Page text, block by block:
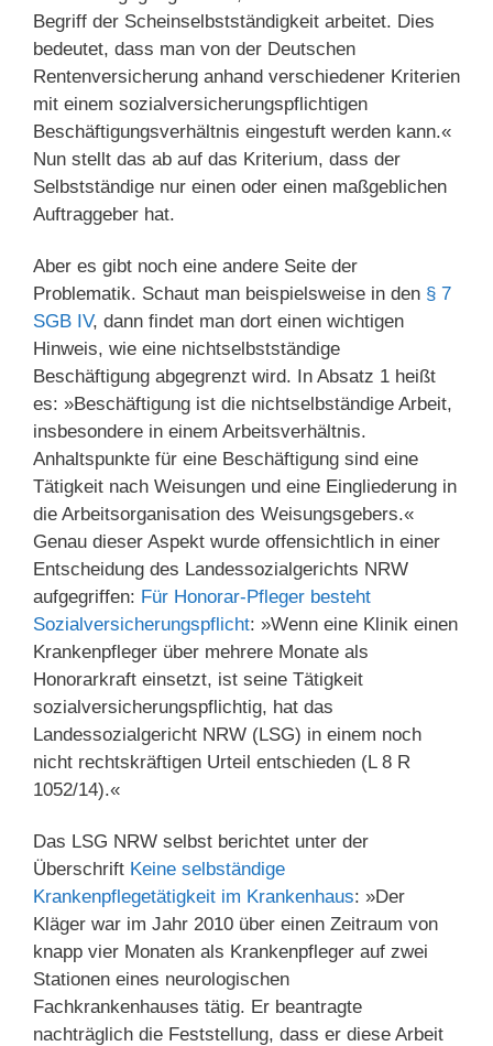
Begriff der Scheinselbstständigkeit arbeitet. Dies
bedeutet, dass man von der Deutschen
Rentenversicherung anhand verschiedener Kriterien
mit einem sozialversicherungspflichtigen
Beschäftigungsverhältnis eingestuft werden kann.«
Nun stellt das ab auf das Kriterium, dass der
Selbstständige nur einen oder einen maßgeblichen
Auftraggeber hat.
Aber es gibt noch eine andere Seite der
Problematik. Schaut man beispielsweise in den § 7
SGB IV, dann findet man dort einen wichtigen
Hinweis, wie eine nichtselbstständige
Beschäftigung abgegrenzt wird. In Absatz 1 heißt
es: »Beschäftigung ist die nichtselbständige Arbeit,
insbesondere in einem Arbeitsverhältnis.
Anhaltspunkte für eine Beschäftigung sind eine
Tätigkeit nach Weisungen und eine Eingliederung in
die Arbeitsorganisation des Weisungsgebers.«
Genau dieser Aspekt wurde offensichtlich in einer
Entscheidung des Landessozialgerichts NRW
aufgegriffen: Für Honorar-Pfleger besteht
Sozialversicherungspflicht: »Wenn eine Klinik einen
Krankenpfleger über mehrere Monate als
Honorarkraft einsetzt, ist seine Tätigkeit
sozialversicherungspflichtig, hat das
Landessozialgericht NRW (LSG) in einem noch
nicht rechtskräftigen Urteil entschieden (L 8 R
1052/14).«
Das LSG NRW selbst berichtet unter der
Überschrift Keine selbständige
Krankenpflegetätigkeit im Krankenhaus: »Der
Kläger war im Jahr 2010 über einen Zeitraum von
knapp vier Monaten als Krankenpfleger auf zwei
Stationen eines neurologischen
Fachkrankenhauses tätig. Er beantragte
nachträglich die Feststellung, dass er diese Arbeit